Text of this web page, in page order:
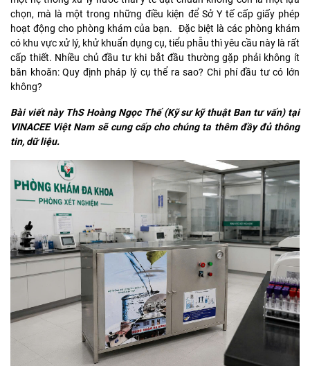
chọn, mà là một trong những điều kiện để Sở Y tế cấp giấy phép
hoạt động cho phòng khám của bạn. Đặc biệt là các phòng khám
có khu vực xử lý, khử khuẩn dụng cụ, tiểu phẫu thì yêu cầu này là rất
cấp thiết. Nhiều chủ đầu tư khi bắt đầu thường gặp phải không ít
băn khoăn: Quy định pháp lý cụ thể ra sao? Chi phí đầu tư có lớn
không?
Bài viết này ThS Hoàng Ngọc Thế (Kỹ sư kỹ thuật Ban tư vấn) tại
VINACEE Việt Nam sẽ cung cấp cho chúng ta thêm đầy đủ thông
tin, dữ liệu.